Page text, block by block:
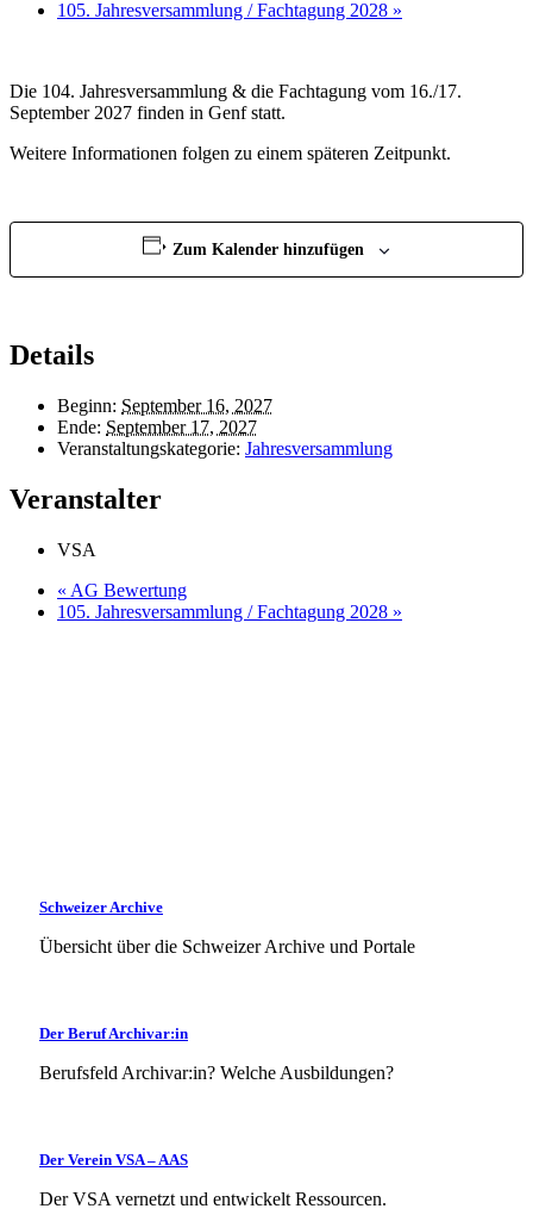
105. Jahresversammlung / Fachtagung 2028 »
Die 104. Jahresversammlung & die Fachtagung vom 16./17.
September 2027 finden in Genf statt.
Weitere Informationen folgen zu einem späteren Zeitpunkt.
Zum Kalender hinzufügen
Details
Beginn: September 16, 2027
Ende: September 17, 2027
Veranstaltungskategorie: Jahresversammlung
Veranstalter
VSA
« AG Bewertung
105. Jahresversammlung / Fachtagung 2028 »
Schweizer Archive
Übersicht über die Schweizer Archive und Portale
Der Beruf Archivar:in
Berufsfeld Archivar:in? Welche Ausbildungen?
Der Verein VSA – AAS​
Der VSA vernetzt und entwickelt Ressourcen.